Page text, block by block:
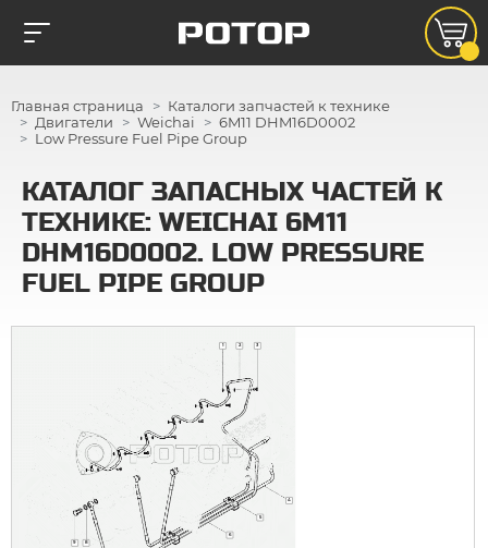
Главная страница
Каталоги запчастей к технике
Двигатели
Weichai
6M11 DHM16D0002
Low Pressure Fuel Pipe Group
КАТАЛОГ ЗАПАСНЫХ ЧАСТЕЙ К
ТЕХНИКЕ: WEICHAI 6M11
DHM16D0002. LOW PRESSURE
FUEL PIPE GROUP
1 2 3
4
5
6
8
9